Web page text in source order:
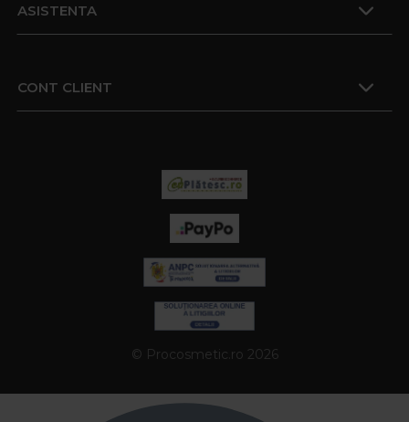
ASISTENTA
CONT CLIENT
© Procosmetic.ro 2026